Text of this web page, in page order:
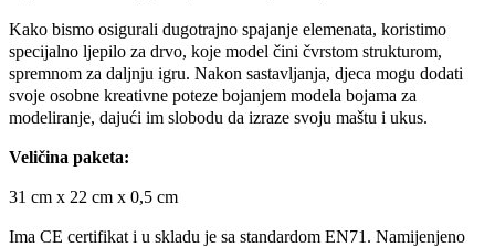
Kako bismo osigurali dugotrajno spajanje elemenata, koristimo
specijalno ljepilo za drvo, koje model čini čvrstom strukturom,
spremnom za daljnju igru. Nakon sastavljanja, djeca mogu dodati
svoje osobne kreativne poteze bojanjem modela bojama za
modeliranje, dajući im slobodu da izraze svoju maštu i ukus.
Veličina paketa:
31 cm x 22 cm x 0,5 cm
Ima CE certifikat i u skladu je sa standardom EN71 . Namijenjeno